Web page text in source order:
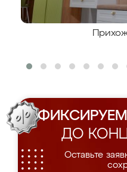
ДО
Оставьте